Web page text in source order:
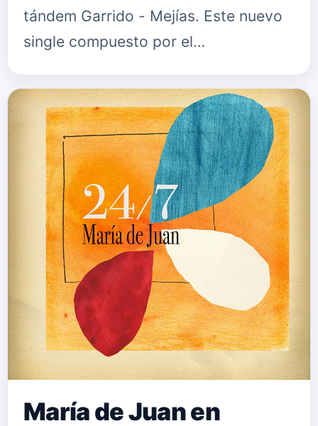
tándem Garrido - Mejías. Este nuevo
single compuesto por el…
María de Juan en